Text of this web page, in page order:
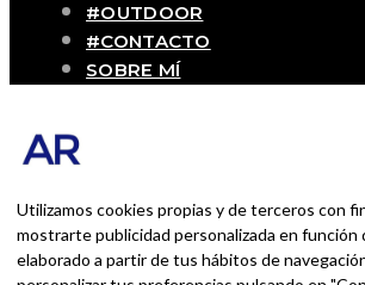
#OUTDOOR
#CONTACTO
SOBRE MÍ
Romero. Experiencias
con lo que hace cada día
BUSCAR POR:
Utilizamos cookies propias y de terceros con
mostrarte publicidad personalizada en función
elaborado a partir de tus hábitos de